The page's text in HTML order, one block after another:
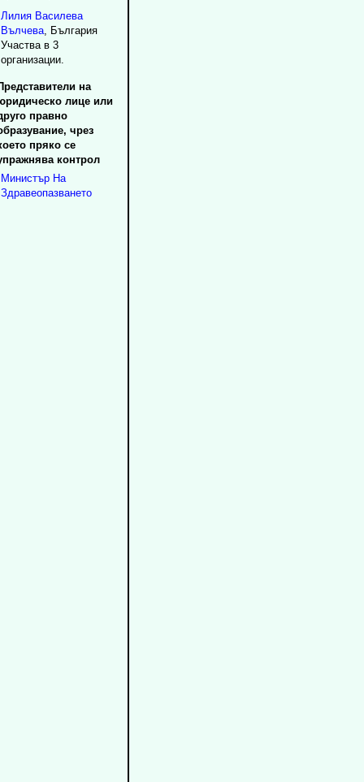
Лилия Василева
Вълчева, България
Участва в 3
организации.
на
лице или
правно
чрез
пряко се
контрол
Министър На
Здравеопазването